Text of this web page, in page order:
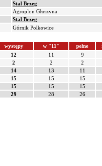
Stal Brzeg
Agroplon Głuszyna
Stal Brzeg
Górnik Polkowice
występy w "11" pełne
12 11
9
2 2
2
14 13
11
15 15
15
15 15
15
29 28 26